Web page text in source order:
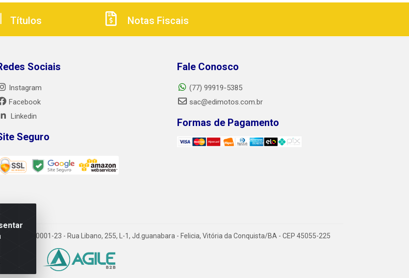
Títulos Notas Fiscais
Sociais
Instagram
Facebook
Linkedin
Seguro
Fale Conosco
(77) 99919-5385
sac@edimotos.com.br
Formas de Pagamento
0001-23 - Rua Libano, 255, L-1, Jd.guanabara - Felicia, Vitória da Conquista/BA - CEP 45055-225